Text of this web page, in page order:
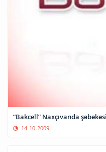
“Bakcell” Naxçıvanda
14-10-2009